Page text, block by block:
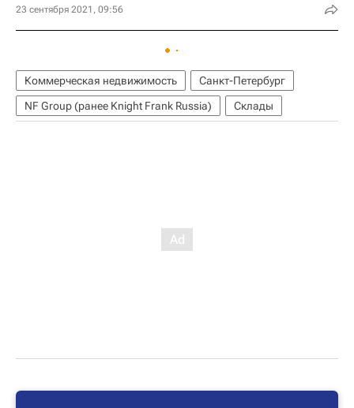
23 сентября 2021, 09:56
Коммерческая недвижимость
Санкт-Петербург
NF Group (ранее Knight Frank Russia)
Склады